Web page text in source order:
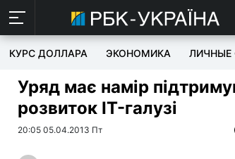
КУРС ДОЛЛАРА ЭКОНОМИКА ЛИЧНЫЕ
Уряд має намір
розвиток IT-галузі
20:05 05.04.2013 Пт